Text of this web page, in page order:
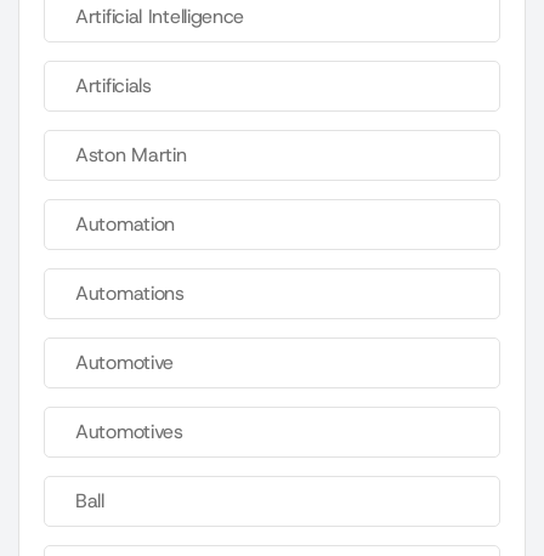
Artificial Intelligence
Artificials
Aston Martin
Automation
Automations
Automotive
Automotives
Ball